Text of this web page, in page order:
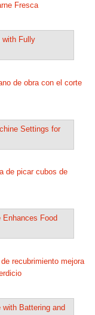
Fresca
de obra con el corte
de picar cubos de
recubrimiento mejora